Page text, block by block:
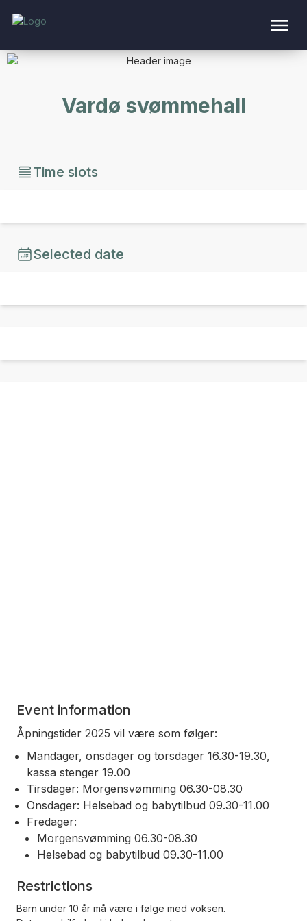
Vardø svømmehall
Time slots
Selected date
Event information
Åpningstider 2025 vil være som følger:
Mandager, onsdager og torsdager 16.30-19.30,
kassa stenger 19.00
Tirsdager: Morgensvømming 06.30-08.30
Onsdager: Helsebad og babytilbud 09.30-11.00
Fredager:
Morgensvømming 06.30-08.30
Helsebad og babytilbud 09.30-11.00
Restrictions
Barn under 10 år må være i følge med voksen.